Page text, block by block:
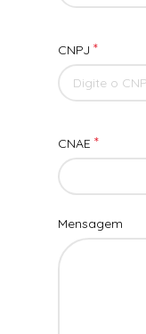
CNPJ *
CNAE *
Mensagem